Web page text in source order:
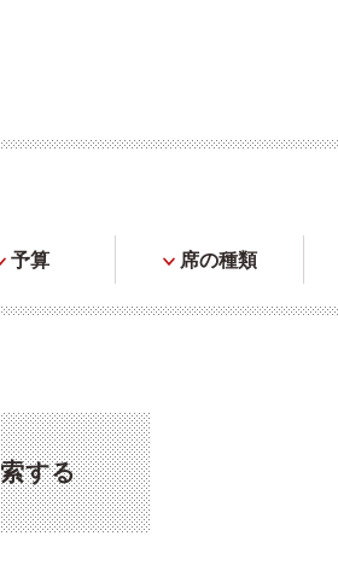
予算 席の種類
する